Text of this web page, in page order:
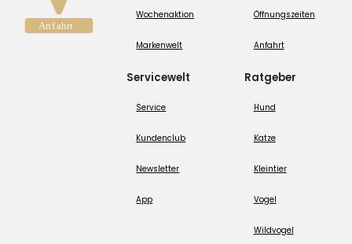
Wochenaktion
Markenwelt
Servicewelt
Service
Kundenclub
Newsletter
App
Öffnungszeiten
Anfahrt
Ratgeber
Hund
Katze
Kleintier
Vogel
Wildvogel